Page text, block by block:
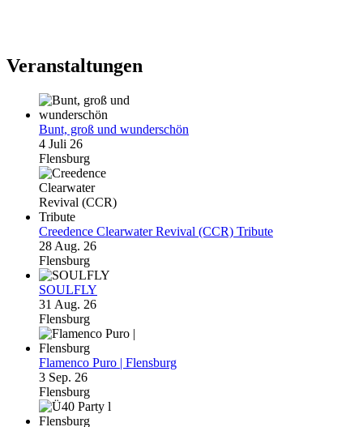
Veranstaltungen
Bunt, groß und wunderschön
4 Juli 26
Flensburg
Creedence Clearwater Revival (CCR) Tribute
28 Aug. 26
Flensburg
SOULFLY
31 Aug. 26
Flensburg
Flamenco Puro | Flensburg
3 Sep. 26
Flensburg